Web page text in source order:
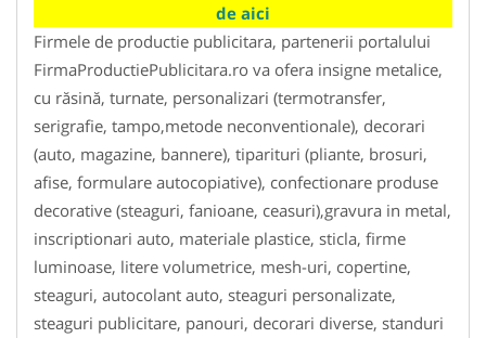
de aici
Firmele de productie publicitara, partenerii portalului
FirmaProductiePublicitara.ro va ofera insigne metalice,
cu răsină, turnate, personalizari (termotransfer,
serigrafie, tampo,metode neconventionale), decorari
(auto, magazine, bannere), tiparituri (pliante, brosuri,
afise, formulare autocopiative), confectionare produse
decorative (steaguri, fanioane, ceasuri),gravura in metal,
inscriptionari auto, materiale plastice, sticla, firme
luminoase, litere volumetrice, mesh-uri, copertine,
steaguri, autocolant auto, steaguri personalizate,
steaguri publicitare, panouri, decorari diverse, standuri